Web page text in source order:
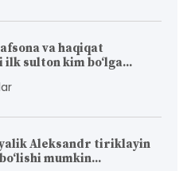
va haqiqat
sulton kim bo‘lga...
Aleksandr tiriklayin
mumkin...